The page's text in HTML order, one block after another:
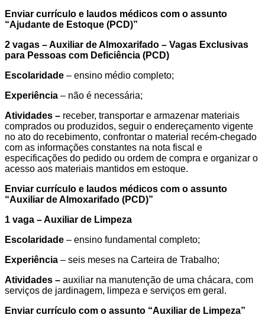
Enviar currículo e laudos médicos com o assunto
“Ajudante de Estoque (PCD)”
2 vagas – Auxiliar de Almoxarifado – Vagas Exclusivas
para Pessoas com Deficiência (PCD)
Escolaridade – ensino médio completo;
Experiência – não é necessária;
Atividades – receber, transportar e armazenar materiais
comprados ou produzidos, seguir o endereçamento vigente
no ato do recebimento, confrontar o material recém-chegado
com as informações constantes na nota fiscal e
especificações do pedido ou ordem de compra e organizar o
acesso aos materiais mantidos em estoque.
Enviar currículo e laudos médicos com o assunto
“Auxiliar de Almoxarifado (PCD)”
1 vaga – Auxiliar de Limpeza
Escolaridade – ensino fundamental completo;
Experiência – seis meses na Carteira de Trabalho;
Atividades – auxiliar na manutenção de uma chácara, com
serviços de jardinagem, limpeza e serviços em geral.
Enviar currículo com o assunto “Auxiliar de Limpeza”